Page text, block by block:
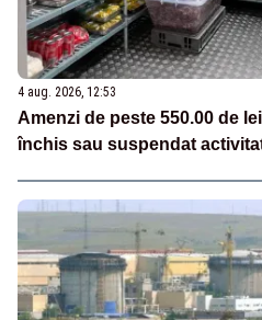
4 aug. 2026, 12:53
Amenzi de peste 550.00 de
închis sau suspendat